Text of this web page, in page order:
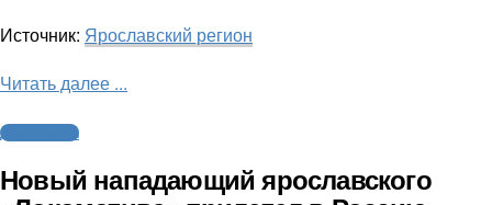
Источник: Ярославский регион
Читать далее ...
Другие виды
Новый нападающий ярославского